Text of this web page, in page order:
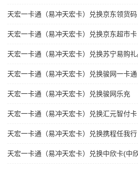
天宏一卡通（易冲天宏卡）兑换京东领货码
天宏一卡通（易冲天宏卡）兑换京东超市卡
天宏一卡通（易冲天宏卡）兑换苏宁易购
天宏一卡通（易冲天宏卡）兑换骏网一卡通
天宏一卡通（易冲天宏卡）兑换骏网乐充
天宏一卡通（易冲天宏卡）兑换汇元智付卡
天宏一卡通（易冲天宏卡）兑换携程任我行
天宏一卡通（易冲天宏卡）兑换中欣卡(中